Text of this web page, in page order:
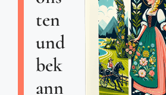
ten
und
bek
ann